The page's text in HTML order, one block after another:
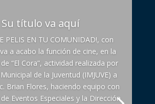
Su título va aquí
PELIS EN TU COMUNIDAD!, con
a acabo la función de cine, en la
“El Cora”, actividad realizada por
de la Juventud (IMJUVE) a
Brian Flores, haciendo equipo con
Eventos Especiales y la Dirección